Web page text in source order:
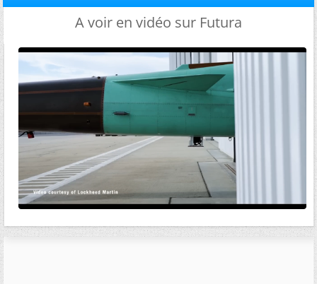
A voir en vidéo sur Futura